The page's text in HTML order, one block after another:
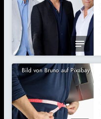
Bild von Bruno auf Pixabay